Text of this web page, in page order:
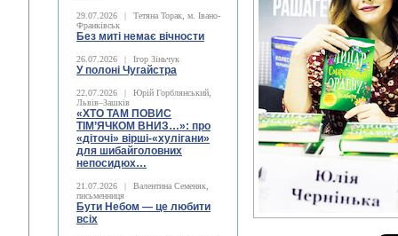
29.07.2026 |
Тетяна Торак, м. Івано-
Франківськ
Без миті немає вічности
26.07.2026 | Ігор Зіньчук
У полоні Чугайстра
22.07.2026 |
Юрій Горблянський,
Львів–Зашків
«ХТО ТАМ ПОВИС
ТІМ’ЯЧКОМ ВНИЗ…»: про
«діточі» вірші-«хулігани»
для шибайголовних
непосидюх…
21.07.2026 |
Валентина Семеняк,
письменниця
Бути Небом ― це любити
всіх